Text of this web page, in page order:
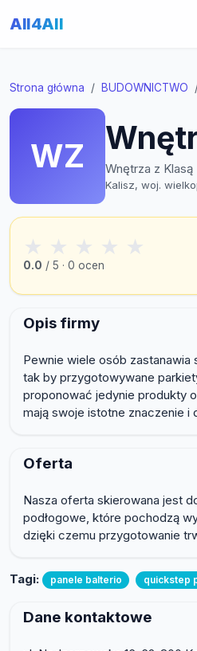
All4All
Strona główna BUDOWNICTWO
WZ Wnętrza z Klasą
Kalisz, woj.
★ ★ ★ ★ ★
0.0 / 5 · 0 ocen
Opis firmy
Pewnie wiele osób
tak by przygotowywane
proponować jedynie produkty
mają swoje istotne znaczenie
Oferta
Nasza oferta skierowana jest
podłogowe, które pochodzą
dzięki czemu przygotowanie
Tagi: panele balterio quickstep
Dane kontaktowe